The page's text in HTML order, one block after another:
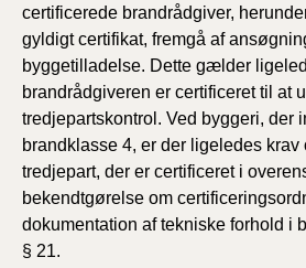
certificerede brandrådgiver,
gyldigt certifikat, fremgå af
byggetilladelse. Dette gælder
brandrådgiveren er certificeret til at
tredjepartskontrol. Ved byggeri, der
brandklasse 4, er der ligeledes krav
tredjepart, der er certificeret i
bekendtgørelse om
dokumentation af tekniske forhold i
§ 21.